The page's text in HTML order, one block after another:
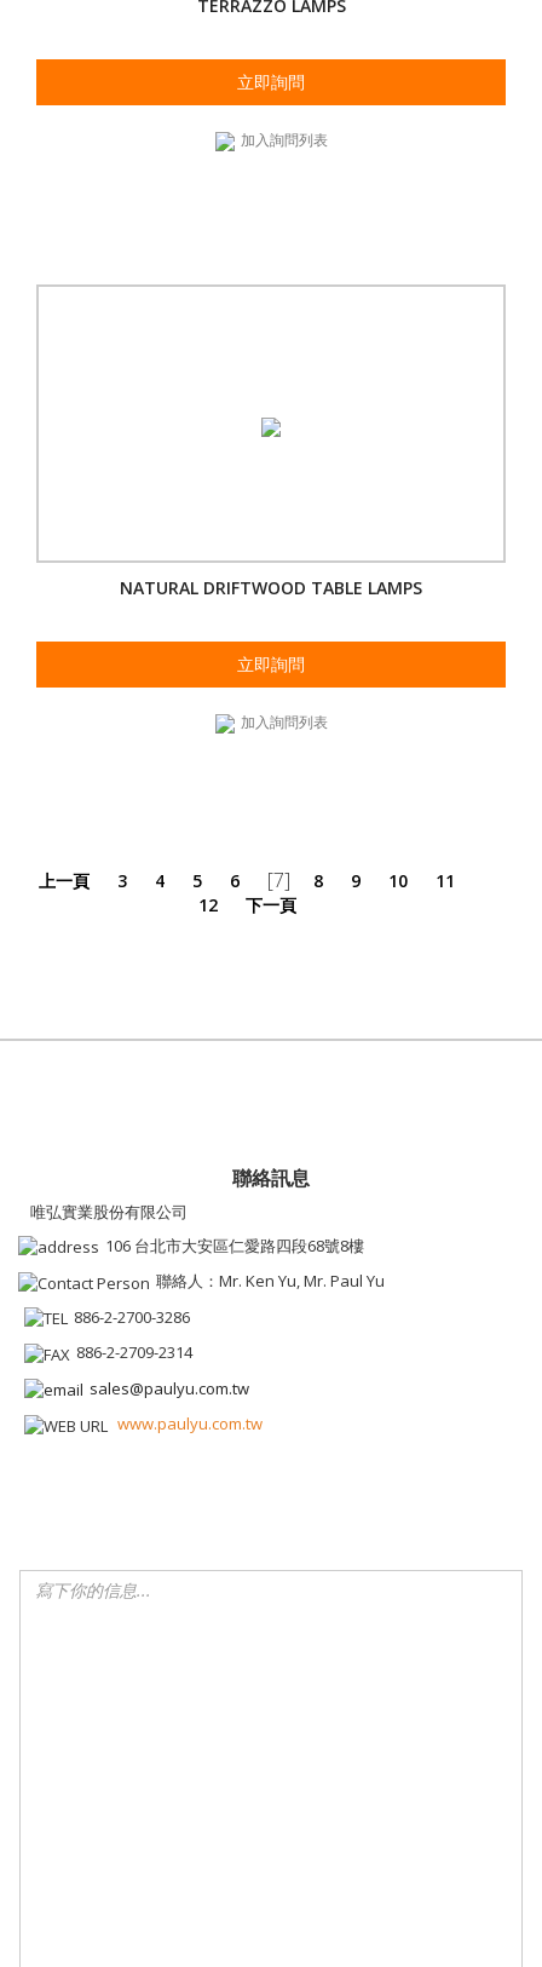
TERRAZZO LAMPS
立即詢問
加入詢問列表
NATURAL DRIFTWOOD TABLE LAMPS
立即詢問
加入詢問列表
上一頁 3 4 5 6 [7] 8 9 10
11
12
下一頁
聯絡訊息
唯弘實業股份有限公司
106 台北市大安區仁愛路四段68號8樓
聯絡人：Mr. Ken Yu, Mr. Paul Yu
886-2-2700-3286
886-2-2709-2314
sales@paulyu.com.tw
www.paulyu.com.tw